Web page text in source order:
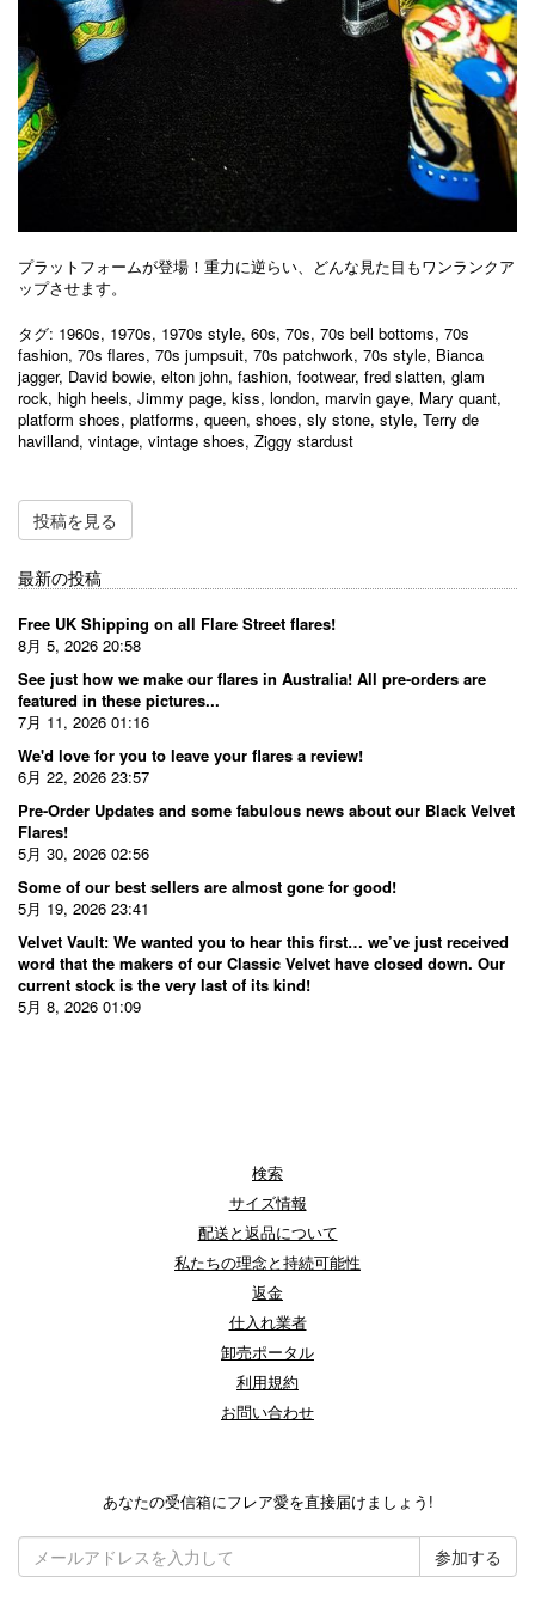
プラットフォームが登場！重力に逆らい、どんな見た目もワンランクア
ップさせます。
タグ: 1960s, 1970s, 1970s style, 60s, 70s, 70s bell bottoms, 70s
fashion, 70s flares, 70s jumpsuit, 70s patchwork, 70s style, Bianca
jagger, David bowie, elton john, fashion, footwear, fred slatten, glam
rock, high heels, Jimmy page, kiss, london, marvin gaye, Mary quant,
platform shoes, platforms, queen, shoes, sly stone, style, Terry de
havilland, vintage, vintage shoes, Ziggy stardust
投稿を見る
最新の投稿
Free UK Shipping on all Flare Street flares!
8月 5, 2026 20:58
See just how we make our flares in Australia! All pre-orders are
featured in these pictures...
7月 11, 2026 01:16
We'd love for you to leave your flares a review!
6月 22, 2026 23:57
Pre-Order Updates and some fabulous news about our Black Velvet
Flares!
5月 30, 2026 02:56
Some of our best sellers are almost gone for good!
5月 19, 2026 23:41
Velvet Vault: We wanted you to hear this first… we’ve just received
word that the makers of our Classic Velvet have closed down. Our
current stock is the very last of its kind!
5月 8, 2026 01:09
検索
サイズ情報
配送と返品について
私たちの理念と持続可能性
返金
仕入れ業者
卸売ポータル
利用規約
お問い合わせ
あなたの受信箱にフレア愛を直接届けましょう!